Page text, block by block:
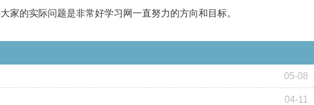
家的实际问题是非常好学习网一直努力的方向和目标。
05-08
04-11